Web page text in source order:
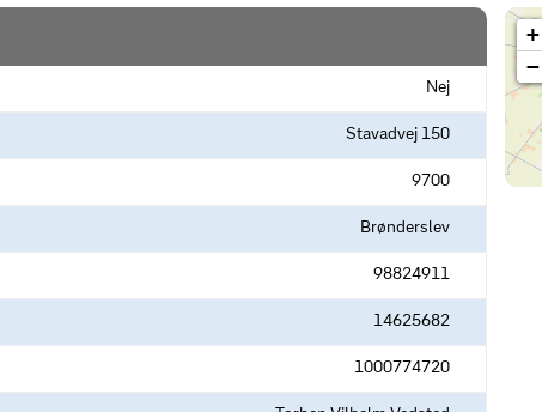
Nej
Stavadvej 150
9700
Brønderslev
98824911
14625682
1000774720
+
−